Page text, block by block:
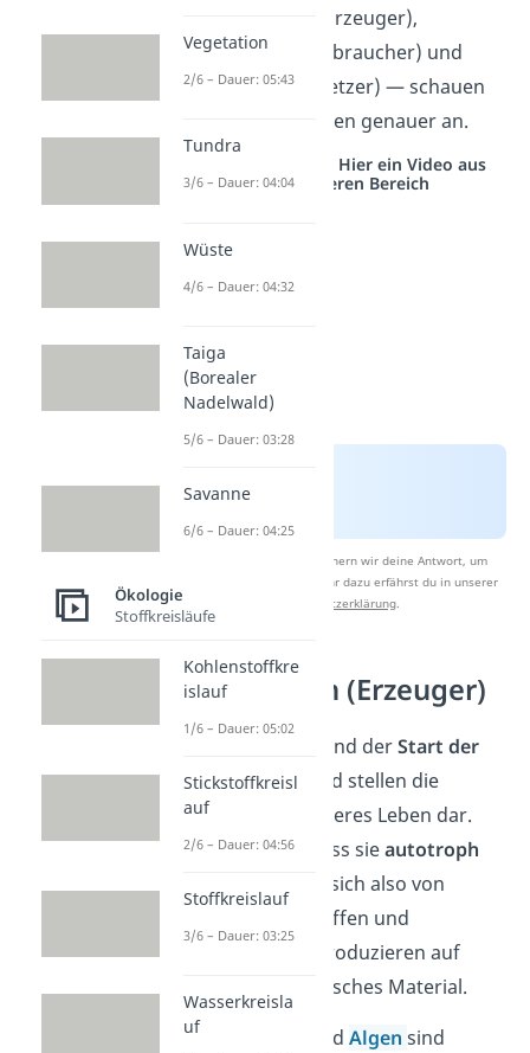
(Erzeuger),
Konsumenten
(Verbraucher) und
Destruenten(Zersetzer) — schauen
wir uns im Folgenden genauer an.
Studyflix vernetzt: Hier ein Video aus
einem anderen Bereich
Nach Beantwortung speichern wir deine Antwort, um
Studyflix zu verbessern. Mehr dazu erfährst du in unserer
Datenschutzerklärung.
Produzenten (Erzeuger)
sind derStart der
Nahrungskette
und stellen die
Grundlage für weiteres Leben dar.
Das liegt daran, dass sieautotroph
sind. Sie ernähren sich also von
anorganischen Stoffen und
Sonnenlicht und produzieren auf
diese Weise organisches Material.
Grüne
undAlgensind
Vegetation
2/6 – Dauer: 05:43
Tundra
3/6 – Dauer: 04:04
Wüste
4/6 – Dauer: 04:32
Taiga
(Borealer
Nadelwald)
5/6 – Dauer: 03:28
Savanne
6/6 – Dauer: 04:25
Ökologie
Stoffkreisläufe
Kohlenstoffkre
islauf
1/6 – Dauer: 05:02
Stickstoffkreisl
auf
2/6 – Dauer: 04:56
Stoffkreislauf
3/6 – Dauer: 03:25
Wasserkreisla
uf